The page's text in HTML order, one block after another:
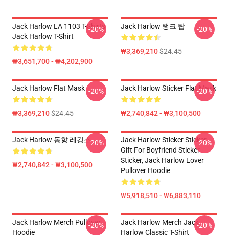
Jack Harlow LA 1103 T-Shirts
Jack Harlow T-Shirt
₩3,651,700 - ₩4,202,900
-20% Jack Harlow 탱크 탑
₩3,369,210$24.45
-20%
Jack Harlow Flat Mask
₩3,369,210$24.45
-20% Jack Harlow Sticker Flat Mask
₩2,740,842 - ₩3,100,500
-20%
Jack Harlow 동향 레깅스
₩2,740,842 - ₩3,100,500
-20%
Jack Harlow Sticker Sticker,
Gift For Boyfriend Sticker
Sticker, Jack Harlow Lover
Pullover Hoodie
₩5,918,510 - ₩6,883,110
-20%
Jack Harlow Merch Pullover
Hoodie
-20%
Jack Harlow Merch Jack
Harlow Classic T-Shirt
-20%